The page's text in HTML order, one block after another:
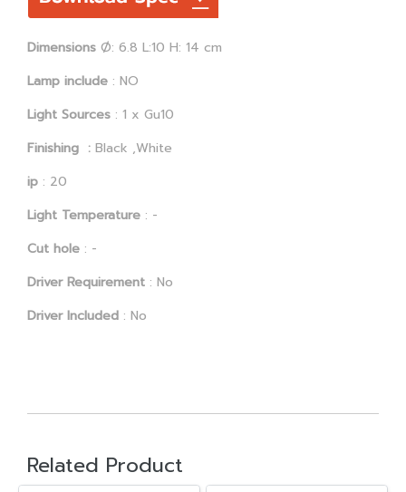
Dimensions Ø: 6.8 L:10 H: 14 cm
Lamp include : NO
Light Sources : 1 x Gu10
Finishing : Black ,White
ip : 20
Light Temperature : -
Cut hole : -
Driver Requirement : No
Driver Included : No
Related Product